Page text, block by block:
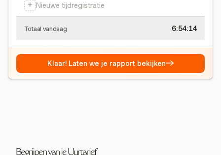
+ Nieuwe tijdregistratie
Totaal vandaag 6:54:15
Klaar! Laten we je rapport bekijken→
Begrijpen van je Uurtarief